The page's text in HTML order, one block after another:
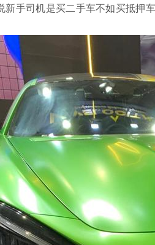
手司机是买二手车不如买抵押